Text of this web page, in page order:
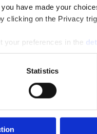
have made your
clicking on the Privacy
your preferences in the
and analytics
from your use of their
Statistics
10-19 mottagare: 9
20-40 mottagare: